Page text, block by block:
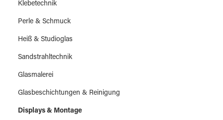
Klebetechnik
Perle & Schmuck
Heiß & Studioglas
Sandstrahltechnik
Glasmalerei
Glasbeschichtungen & Reinigung
Displays & Montage